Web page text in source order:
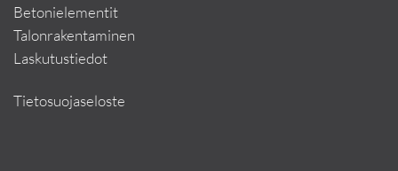
Betonielementit
Talonrakentaminen
Laskutustiedot
Tietosuojaseloste